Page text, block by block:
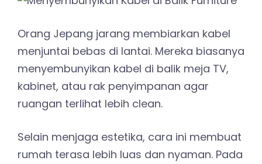
Orang Jepang jarang membiarkan kabel
menjuntai bebas di lantai. Mereka biasanya
menyembunyikan kabel di balik meja TV,
kabinet, atau rak penyimpanan agar
ruangan terlihat lebih clean.
Selain menjaga estetika, cara ini membuat
rumah terasa lebih luas dan nyaman. Pada